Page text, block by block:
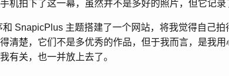
机拍下了这一幕，虽然并不是多好的照片，但它记录
和 SnapicPlus 主题搭建了一个网站，将我觉得自己拍
清楚，它们不是多优秀的作品，但于我而言，是我
有关，也一并放上去了。